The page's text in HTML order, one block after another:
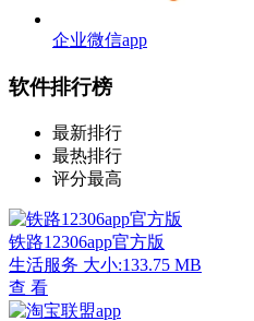
企业微信app
软件排行榜
最新排行
最热排行
评分最高
铁路12306app官方版
生活服务 大小:133.75 MB
查 看